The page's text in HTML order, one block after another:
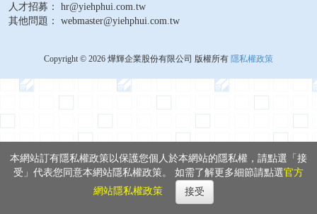
人才招募： hr@yiehphui.com.tw
其他問題： webmaster@yiehphui.com.tw
Copyright © 2026 燁輝企業股份有限公司 版權所有 隱私權政策
本網站訂有隱私權政策以保護您個人於本網站的隱私權，請點選「接
受」代表您同意本網站隱私權政策。 如需了解更多細節請點選官方
網站隱私權政策
接受